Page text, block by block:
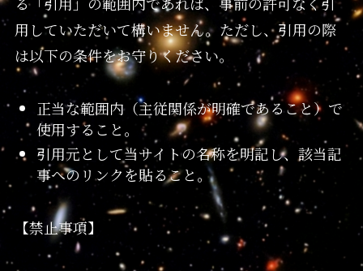
用していただいて構いません。ただし、引用の際
は以下の条件をお守りください。
正当な範囲内（主従関係が明確であること）で
使用すること。
引用元として当サイトの名称を明記し、該当記
事へのリンクを貼ること。
【禁止事項】